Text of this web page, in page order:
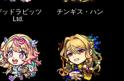
ッドラビッツ
Ltd.
チンギス・ハン